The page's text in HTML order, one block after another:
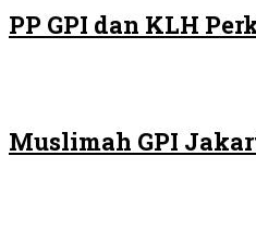
PP GPI dan KLH
Muslimah GPI